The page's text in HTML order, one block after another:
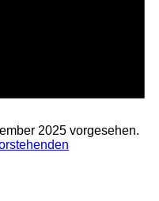
2025 vorgesehen.